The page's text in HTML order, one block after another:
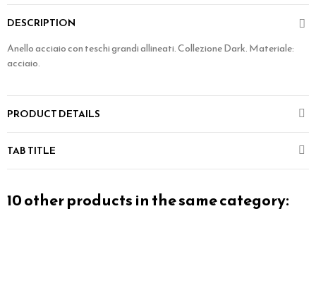
DESCRIPTION
Anello acciaio con teschi grandi allineati. Collezione Dark. Materiale:
acciaio.
PRODUCT DETAILS
TAB TITLE
10 other products in the same category: